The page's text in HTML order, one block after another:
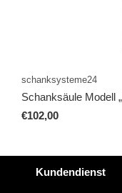
schanksysteme24
Schanksäule Modell
€102,00
Kundendienst